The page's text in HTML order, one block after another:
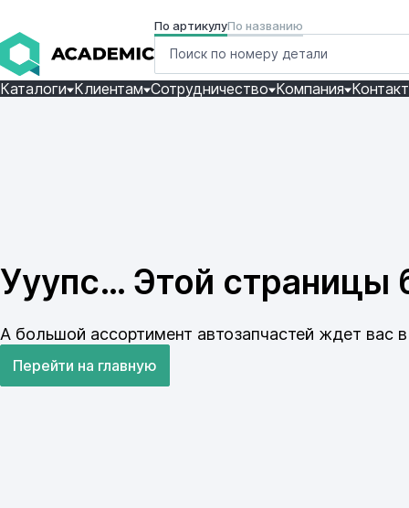
По артикулуПо названию
Каталоги Клиентам Сотрудничество Компания
Ууупс… Этой страницы
А большой ассортимент автозапчастей ждет вас в
Перейти на главную